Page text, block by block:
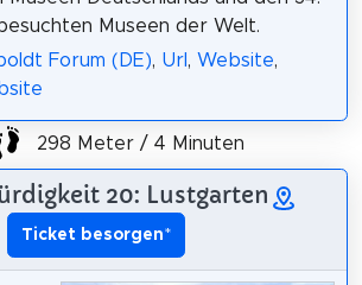
Museen der Welt.
Forum (DE), Url , Website,
298 Meter / 4 Minuten
20: Lustgarten
Ticket besorgen*